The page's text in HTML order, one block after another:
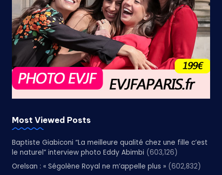
Most Viewed Posts
Baptiste Giabiconi “La meilleure qualité chez une fille c’est
le naturel” interview photo Eddy Abimbi (603,126)
Orelsan : « Ségolène Royal ne m’appelle plus » (602,832)